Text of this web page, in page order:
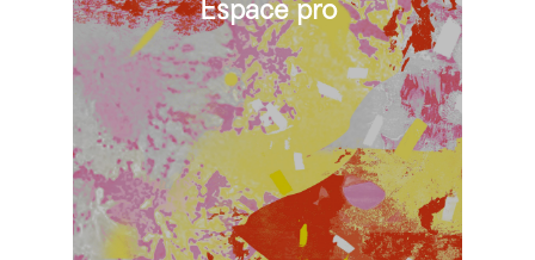
Espace pro